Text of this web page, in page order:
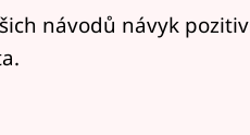
návodů návyk